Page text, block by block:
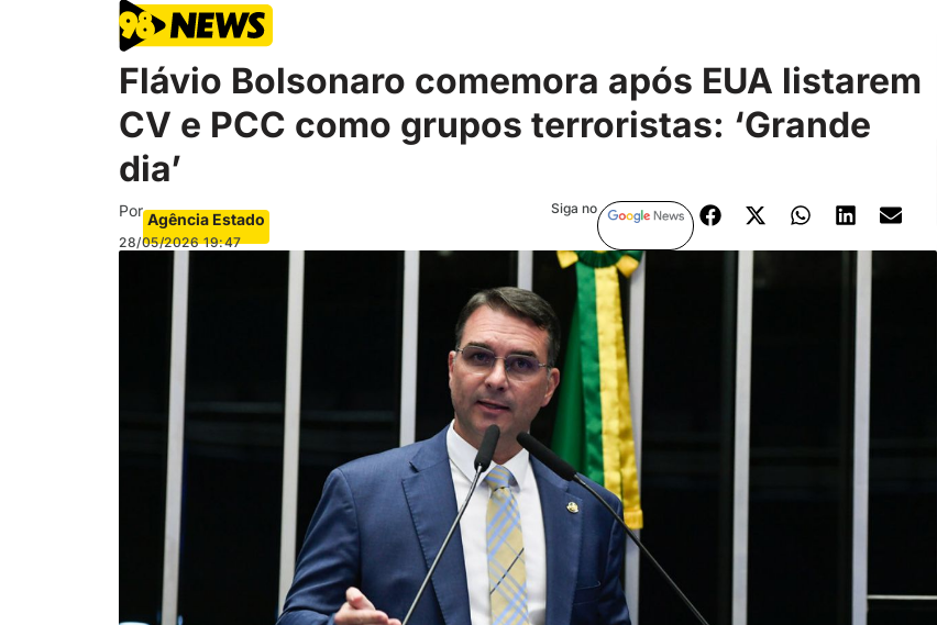
Flávio Bolsonaro comemora após EUA listarem
CV e PCC como grupos terroristas: ‘Grande
dia’
Por Agência Estado
28/05/2026 19:47
Siga no